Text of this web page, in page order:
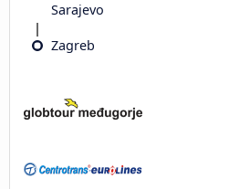
Sarajevo
Zagreb